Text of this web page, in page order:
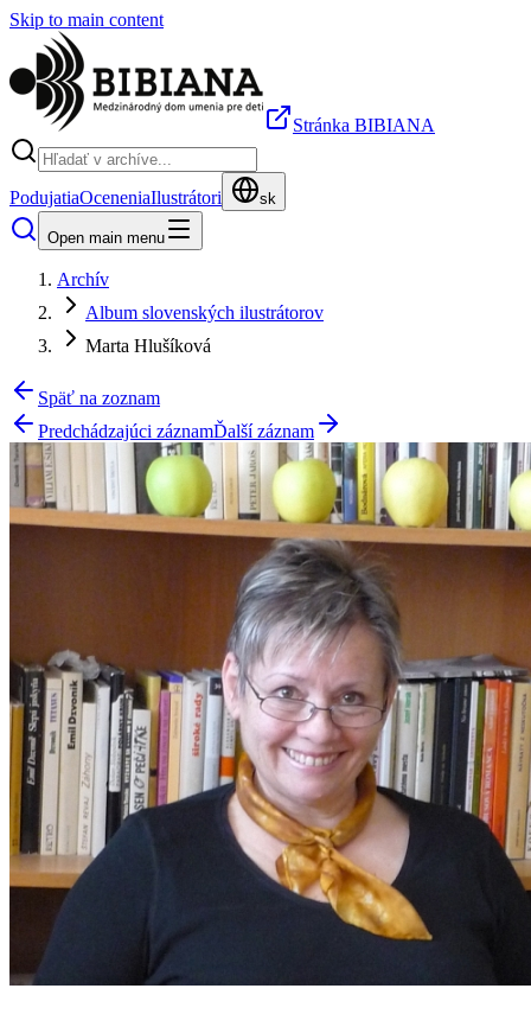
Skip to main content
Stránka BIBIANA
PodujatiaOceneniaIlustrátori sk
Open main menu
Archív
Album slovenských ilustrátorov
Marta Hlušíková
Späť na zoznam
Predchádzajúci záznamĎalší záznam